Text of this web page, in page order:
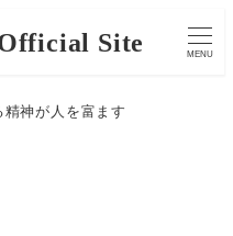
Site MENU
精神が人を富ます